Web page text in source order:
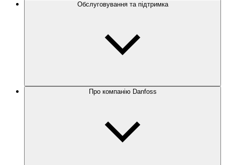
Обслуговування та підтримка
Про компанію Danfoss